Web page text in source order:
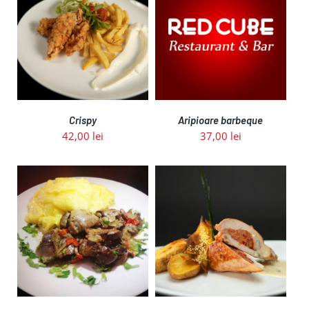
Crispy
42,00 lei
ADAUGĂ ÎN COȘ
/
DETALII
Aripioare barbeque
37,00 lei
ADAUGĂ ÎN COȘ
/
DETALII